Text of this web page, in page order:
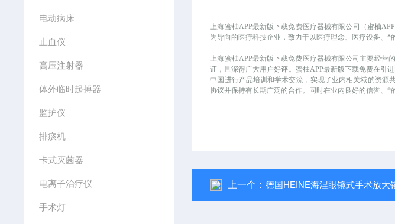
电动病床
止血仪
高压注射器
体外临时起搏器
监护仪
排痰机
卡式灭菌器
电离子治疗仪
手术灯
上海蜜柚APP最新版下载免费医疗器械有限公司（蜜柚
为导向的医疗科技企业，致力于以医疗理念、医疗设备、*
上海蜜柚APP最新版下载免费医疗器械有限公司主要经营
证，且深得广大用户好评。蜜柚APP最新版下载免费在引
中国进行产品培训和学术交流，实现了业内相关域的资源
协议并保持有长期广泛的合作。同时在业内良好的信誉、*
上一个：德国HEINE海涅眼镜式手术放大